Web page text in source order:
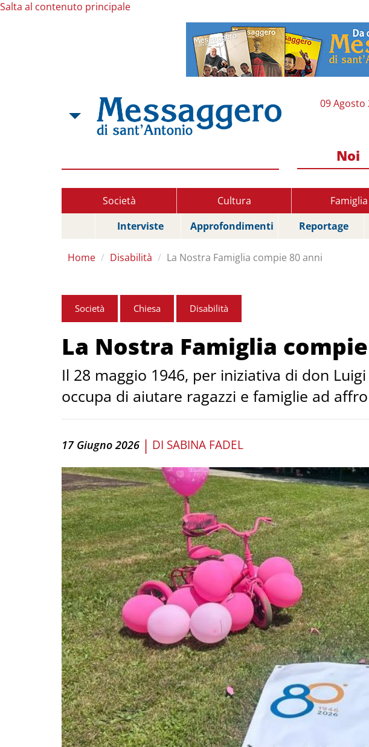
Salta al contenuto principale
09 Agosto
Noi
Società Cultura Famiglia
Interviste
Approfondimenti Reportage
Home Disabilità La Nostra Famiglia compie 80 anni
Società Chiesa Disabilità
La Nostra Famiglia
Il 28 maggio 1946, per iniziativa di don
occupa di aiutare ragazzi e famiglie ad
17 Giugno 2026 | DI SABINA FADEL